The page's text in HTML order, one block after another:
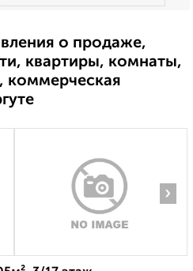
о продаже,
квартиры, комнаты,
›